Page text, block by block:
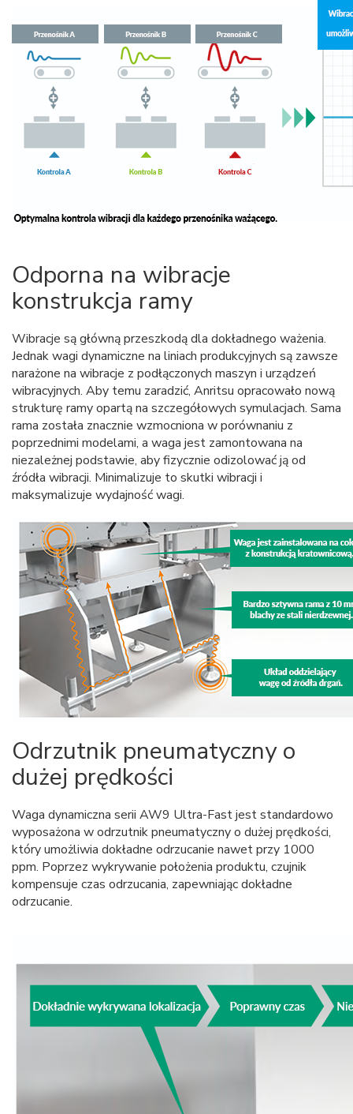
Odporna na wibracje
konstrukcja ramy
Wibracje są główną przeszkodą dla dokładnego ważenia.
Jednak wagi dynamiczne na liniach produkcyjnych są zawsze
narażone na wibracje z podłączonych maszyn i urządzeń
wibracyjnych. Aby temu zaradzić, Anritsu opracowało nową
strukturę ramy opartą na szczegółowych symulacjach. Sama
rama została znacznie wzmocniona w porównaniu z
poprzednimi modelami, a waga jest zamontowana na
niezależnej podstawie, aby fizycznie odizolować ją od
źródła wibracji. Minimalizuje to skutki wibracji i
maksymalizuje wydajność wagi.
Odrzutnik pneumatyczny o
dużej prędkości
Waga dynamiczna serii AW9 Ultra-Fast jest standardowo
wyposażona w odrzutnik pneumatyczny o dużej prędkości,
który umożliwia dokładne odrzucanie nawet przy 1000
ppm. Poprzez wykrywanie położenia produktu, czujnik
kompensuje czas odrzucania, zapewniając dokładne
odrzucanie.